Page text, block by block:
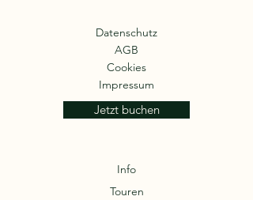
Datenschutz
AGB
Cookies
Impressum
Jetzt buchen
Info
Touren